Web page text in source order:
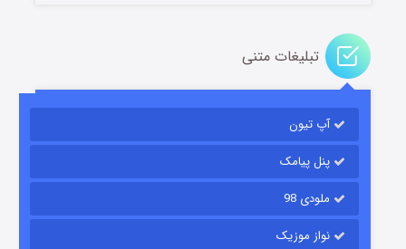
تبلیغات متنی
آپ تیون
پنل پیامک
ملودی 98
نواز موزیک